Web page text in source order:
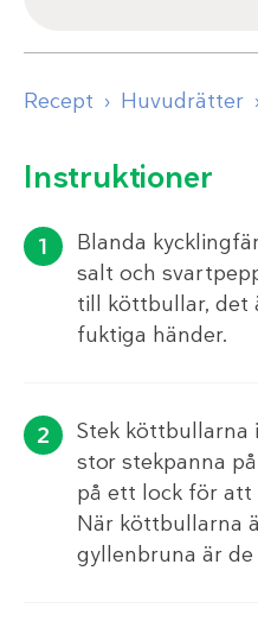
Recept Huvudrätter
Instruktioner
Blanda
salt och
till köttbullar, det
fuktiga händer.
Stek köttbullarna
stor stekpanna
på ett lock för att
När köttbullarna
gyllenbruna är de